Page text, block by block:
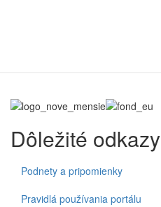
Dôležité odkazy
Podnety a pripomienky
Pravidlá používania portálu